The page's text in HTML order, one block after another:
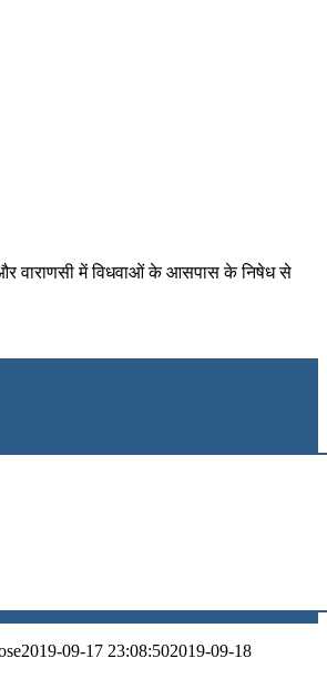
और वाराणसी में विधवाओं के आसपास के निषेध से
2019-09-17 23:08:502019-09-18